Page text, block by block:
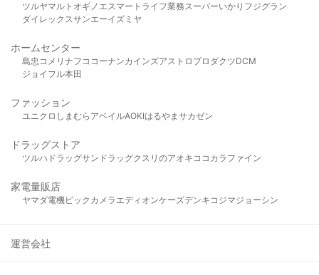
ツルヤマルト オギノ エスマート ライフ業務スーパーいかり フジグラン
ダイレックスサンエーイズミヤ
ホームセンター
島忠 コメリ ナフコ コーナンカインズアストロプロダクツDCM
ジョイフル本田
ファッション
ユニクロ しまむら アベイルAOKIはるやま サカゼン
ドラッグストア
ツルハドラッグサンドラッグクスリのアオキ ココカラファイン
家電量販店
ヤマダ電機ビックカメラ エディオンケーズデンキ コジマジョーシン
運営会社